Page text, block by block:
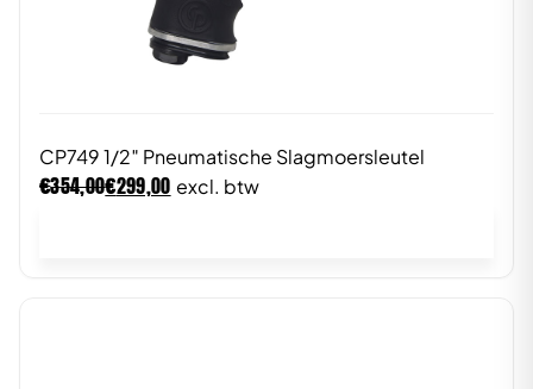
CP749 1/2″ Pneumatische Slagmoersleutel
€354,00€299,00 excl. btw